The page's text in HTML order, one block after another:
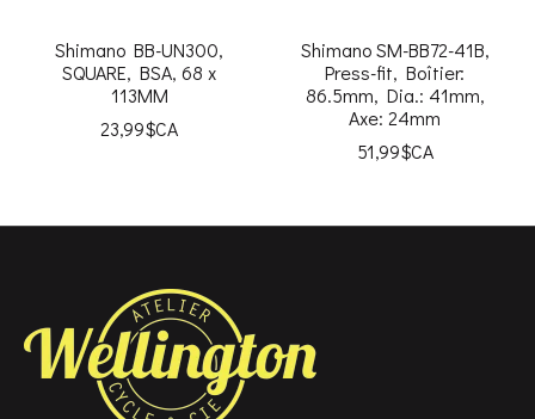
Shimano BB-UN300,
SQUARE, BSA, 68 x
113MM
23,99$CA
Shimano SM-BB72-41B,
Press-fit, Boîtier:
86.5mm, Dia.: 41mm,
Axe: 24mm
51,99$CA